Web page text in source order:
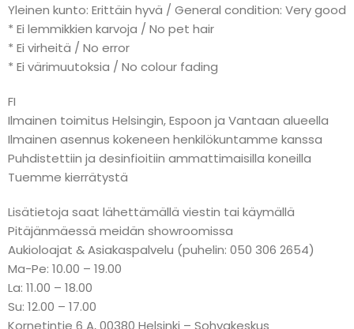
Yleinen kunto: Erittäin hyvä / General condition: Very good
* Ei lemmikkien karvoja / No pet hair
* Ei virheitä / No error
* Ei värimuutoksia / No colour fading
FI
Ilmainen toimitus Helsingin, Espoon ja Vantaan alueella
Ilmainen asennus kokeneen henkilökuntamme kanssa
Puhdistettiin ja desinfioitiin ammattimaisilla koneilla
Tuemme kierrätystä
Lisätietoja saat lähettämällä viestin tai käymällä
Pitäjänmäessä meidän showroomissa
Aukioloajat & Asiakaspalvelu (puhelin: 050 306 2654)
Ma-Pe: 10.00 – 19.00
La: 11.00 – 18.00
Su: 12.00 – 17.00
Kornetintie 6 A, 00380 Helsinki – Sohvakeskus